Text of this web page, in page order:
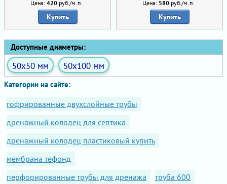
Цена: 420 руб./м.п.
Купить
Цена: 580 руб./м.п.
Купить
Доступные диаметры:
50x50 мм 50x100 мм
Категории на сайте:
гофрированные двухслойные трубы
дренажный колодец для септика
дренажный колодец пластиковый купить
мембрана тефонд
перфорированные трубы для дренажа
труба 600